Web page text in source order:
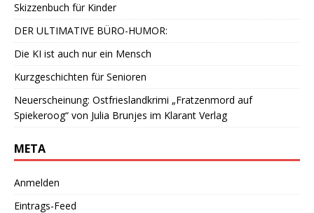
Skizzenbuch für Kinder
DER ULTIMATIVE BÜRO-HUMOR:
Die KI ist auch nur ein Mensch
Kurzgeschichten für Senioren
Neuerscheinung: Ostfrieslandkrimi „Fratzenmord auf
Spiekeroog“ von Julia Brunjes im Klarant Verlag
META
Anmelden
Eintrags-Feed